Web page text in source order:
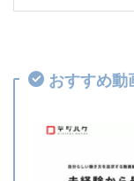
おすすめ動